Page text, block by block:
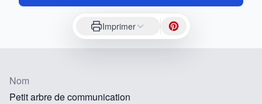
Imprimer
Nom
Petit arbre de communication